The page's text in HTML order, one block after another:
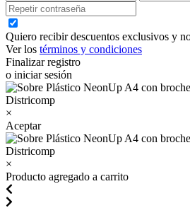
Quiero recibir descuentos exclusivos y
Ver los términos y condiciones
Finalizar registro
o iniciar sesión
×
Aceptar
×
Producto agregado a carrito